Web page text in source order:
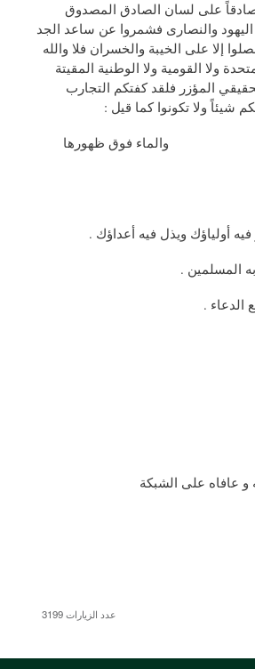
على لسان الصادق المصدوق
والنصارى فشمروا عن ساعد الجد
إلا على الخيبة والخسران فلا والله
ولا القومية ولا الوطنية المقيتة
المؤزر فلقد كفتكم التجارب
شيئاً ولا تكونوا كما قيل :
والماء فوق ظهورها
أولياؤك ويذل فيه أعداؤك .
المسلمين .
الدعاء .
عافاه على الشبكة
عدد الزيارات 3199